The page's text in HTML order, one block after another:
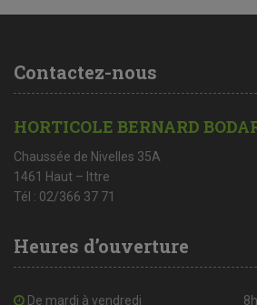
Contactez-nous
HORTICOLE BERNARD
Chaussée de Nivelles 35A
1461 Haut – Ittre
Tél : 02/366 37 71
Heures d’ouverture
De mardi à vendredi